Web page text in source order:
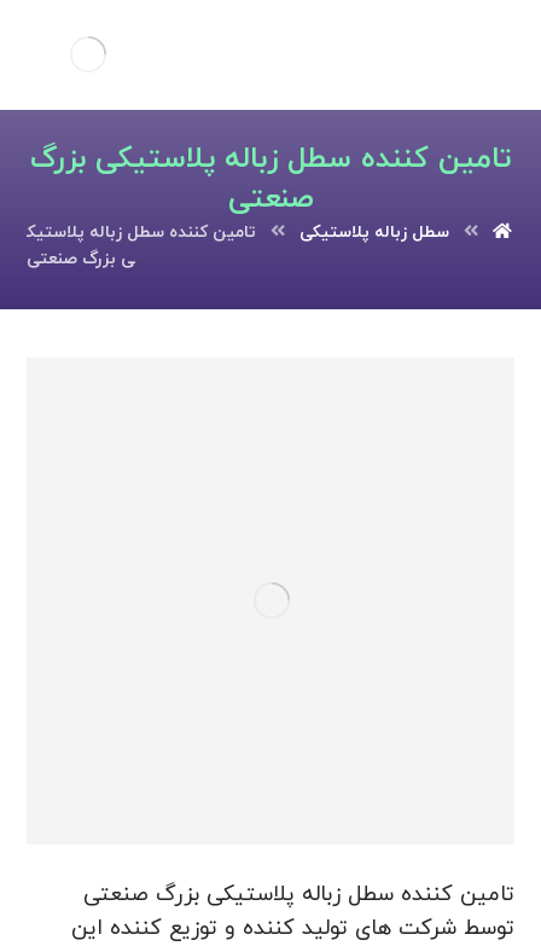
تامین کننده سطل زباله پلاستیکی بزرگ
صنعتی
سطل زباله پلاستیکی
تامین کننده سطل زباله پلاستیک
ی بزرگ صنعتی
تامین کننده سطل زباله پلاستیکی بزرگ صنعتی
توسط شرکت های تولید کننده و توزیع کننده این